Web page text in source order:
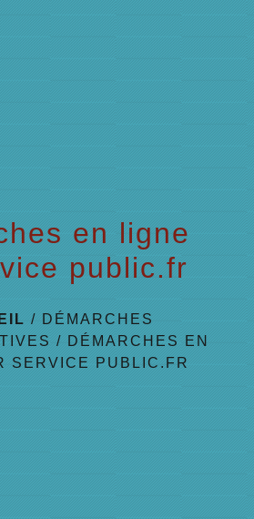
en ligne
public.fr
/ DÉMARCHES
/ DÉMARCHES EN
SERVICE PUBLIC.FR